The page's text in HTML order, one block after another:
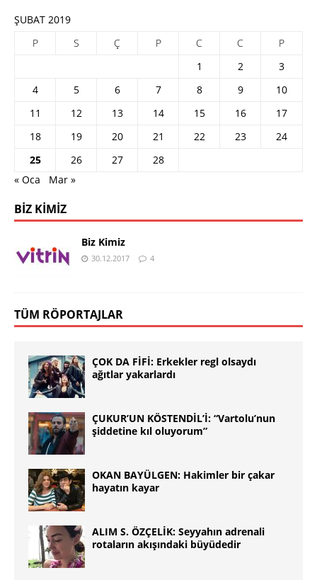
ŞUBAT 2019
P
S Ç P C C
P
1
2
3
4
5 6 7 8 9
10
11
12 13 14 15 16
17
18
19 20 21 22 23
24
25
26 27
28
« Oca
Mar »
BIZ KIMIZ
Biz Kimiz
30.12.2017 4
TÜM RÖPORTAJLAR
ÇOK DA FİFİ: Erkekler regl olsaydı
ağıtlar yakarlardı
ÇUKUR’UN KÖSTENDİL’İ: “Vartolu’nun
şiddetine kıl oluyorum”
OKAN BAYÜLGEN: Hakimler bir çakar
hayatın kayar
ALIM S. ÖZÇELİK: Seyyahın adrenali
rotaların akışındaki büyüdedir